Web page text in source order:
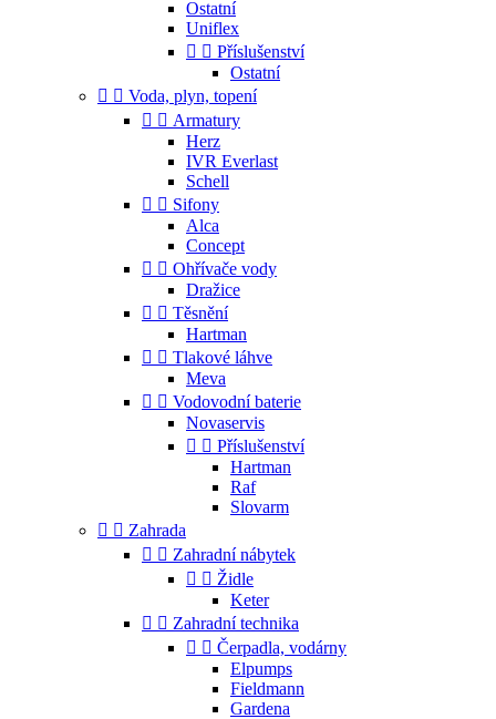
Ostatní
Uniflex
  Příslušenství
Ostatní
  Voda, plyn, topení
  Armatury
Herz
IVR Everlast
Schell
  Sifony
Alca
Concept
  Ohřívače vody
Dražice
  Těsnění
Hartman
  Tlakové láhve
Meva
  Vodovodní baterie
Novaservis
  Příslušenství
Hartman
Raf
Slovarm
  Zahrada
  Zahradní nábytek
  Židle
Keter
  Zahradní technika
  Čerpadla, vodárny
Elpumps
Fieldmann
Gardena